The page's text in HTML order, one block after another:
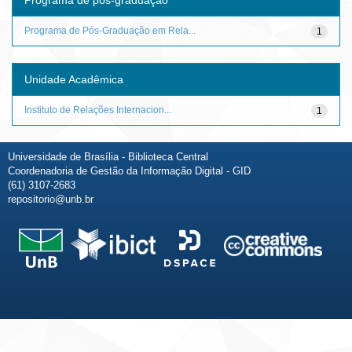
1
Programa de Pós-Graduação em Rela...
Unidade Acadêmica
1
Instituto de Relações Internacion...
Universidade de Brasília - Biblioteca Central
Coordenadoria de Gestão da Informação Digital - GID
(61) 3107-2683
repositorio@unb.br